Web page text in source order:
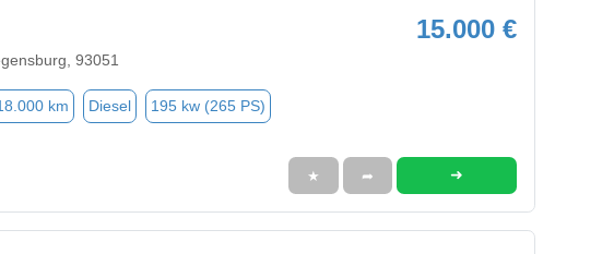
15.000 €
93051
km Diesel 195 kw (265 PS)
★ ➦ ➜